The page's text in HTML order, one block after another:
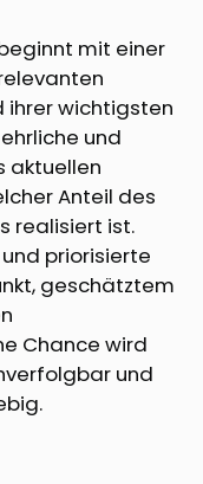
mit einer
ihrer wichtigsten
und
aktuellen
Anteil des
realisiert ist.
priorisierte
geschätztem
Chance wird
und